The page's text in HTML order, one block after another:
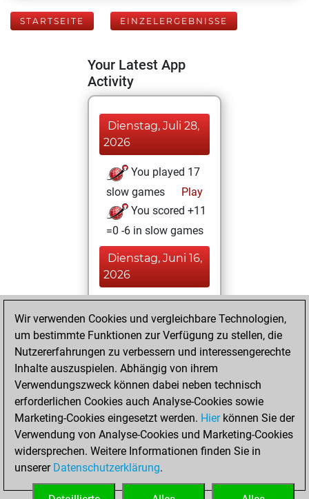
STARTSEITE EINZELERGEBNISSE
Your Latest App
Activity
Dienstag, Juli 28,
2026
You played 17
slow games
Play
You scored +11
=0 -6 in slow games
Dienstag, Juni 16,
2026
You played 39
blitz games
Play
You scored +13
=1 -25 in blitz
Mittwoch,
November 5, 2025
You played 5
bullet games
Play
You scored +0
=0 -5 in bullet
Wir verwenden Cookies und vergleichbare Technologien,
um bestimmte Funktionen zur Verfügung zu stellen, die
Nutzererfahrungen zu verbessern und interessengerechte
Inhalte auszuspielen. Abhängig von ihrem
Verwendungszweck können dabei neben technisch
erforderlichen Cookies auch Analyse-Cookies sowie
Marketing-Cookies eingesetzt werden. Hierkönnen Sie der
Verwendung von Analyse-Cookies und Marketing-Cookies
widersprechen. Weitere Informationen finden Sie in
unserer Datenschutzerklärung.